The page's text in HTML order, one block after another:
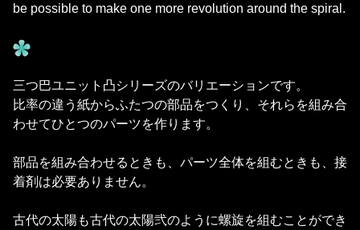
be possible to make one more revolution around the spiral.
三つ巴ユニット凸シリーズのバリエーションです。
比率の違う紙からふたつの部品をつくり、それらを組み合
わせてひとつのパーツを作ります。
部品を組み合わせるときも、パーツ全体を組むときも、接
着剤は必要ありません。
古代の太陽も古代の太陽弐のように螺旋を組むことができ